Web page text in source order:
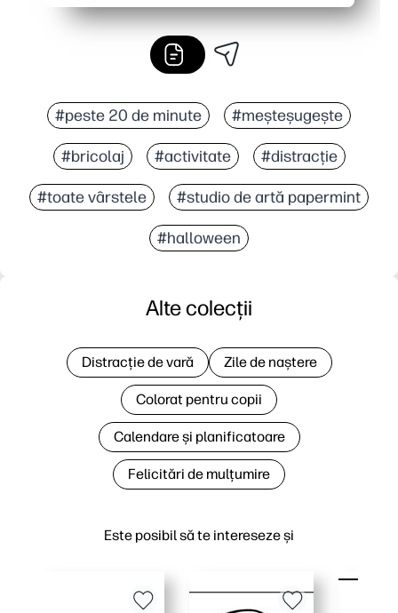
#peste 20 de minute #meșteșugește
#bricolaj #activitate #distracție
#toate vârstele #studio de artă papermint
#halloween
Este posibil să te intereseze și
Alte colecții
Distracție de vară Zile de naștere
Colorat pentru copii
Calendare și planificatoare
Felicitări de mulțumire